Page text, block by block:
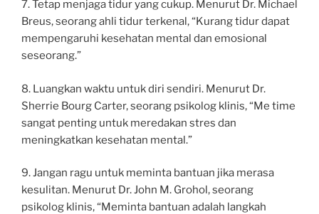
7. Tetap menjaga tidur yang cukup. Menurut Dr. Michael
Breus, seorang ahli tidur terkenal, “Kurang tidur dapat
mempengaruhi kesehatan mental dan emosional
seseorang.”
8. Luangkan waktu untuk diri sendiri. Menurut Dr.
Sherrie Bourg Carter, seorang psikolog klinis, “Me time
sangat penting untuk meredakan stres dan
meningkatkan kesehatan mental.”
9. Jangan ragu untuk meminta bantuan jika merasa
kesulitan. Menurut Dr. John M. Grohol, seorang
psikolog klinis, “Meminta bantuan adalah langkah